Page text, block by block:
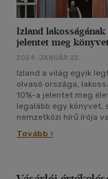
Izland lakosságának
jelentet meg
most egyet ajánlunk
2024. JANUÁR 22.
Izland a világ egyik
olvasó országa,
10%-a jelentet meg
legalább egy könyvet,
nemzetközi hírű írója
legújabb könyvét
Tovább ›